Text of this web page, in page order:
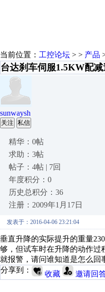
当前位置： 工控论坛 > > 产品
台达刹车伺服1.5KW配
sunwaysh
关注 私信
精华：0帖
求助：3帖
帖子：4帖 | 7回
年度积分：0
历史总积分：36
注册：2009年1月17日
发表于：2016-04-06 23:21:04
垂直升降的实际提升的重量
够，但试车时在升降的动作过
就报警，请问谁知道是怎么回
分享到：
收藏 邀请回